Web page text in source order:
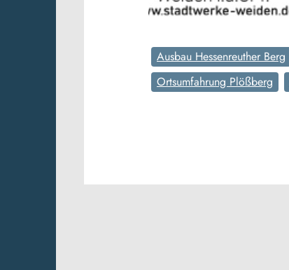
Ausbau Hessenreuther Berg
Ortsumfahrung Plößberg